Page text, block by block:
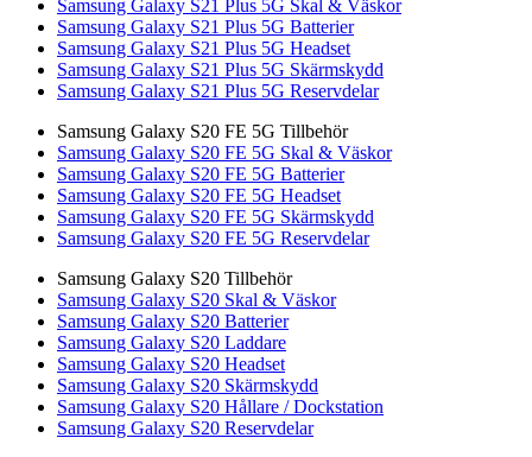
Samsung Galaxy S21 Plus 5G Skal & Väskor
Samsung Galaxy S21 Plus 5G Batterier
Samsung Galaxy S21 Plus 5G Headset
Samsung Galaxy S21 Plus 5G Skärmskydd
Samsung Galaxy S21 Plus 5G Reservdelar
Samsung Galaxy S20 FE 5G Tillbehör
Samsung Galaxy S20 FE 5G Skal & Väskor
Samsung Galaxy S20 FE 5G Batterier
Samsung Galaxy S20 FE 5G Headset
Samsung Galaxy S20 FE 5G Skärmskydd
Samsung Galaxy S20 FE 5G Reservdelar
Samsung Galaxy S20 Tillbehör
Samsung Galaxy S20 Skal & Väskor
Samsung Galaxy S20 Batterier
Samsung Galaxy S20 Laddare
Samsung Galaxy S20 Headset
Samsung Galaxy S20 Skärmskydd
Samsung Galaxy S20 Hållare / Dockstation
Samsung Galaxy S20 Reservdelar